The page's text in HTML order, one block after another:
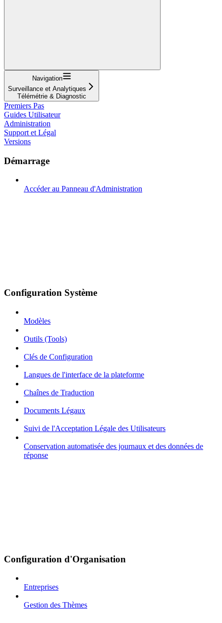
Navigation
Surveillance et Analytiques
Télémétrie & Diagnostic
Premiers Pas
Guides Utilisateur
Administration
Support et Légal
Versions
Démarrage
Accéder au Panneau d'Administration
Configuration Système
Modèles
Outils (Tools)
Clés de Configuration
Langues de l'interface de la plateforme
Chaînes de Traduction
Documents Légaux
Suivi de l'Acceptation Légale des Utilisateurs
Conservation automatisée des journaux et des données de
réponse
Configuration d'Organisation
Entreprises
Gestion des Thèmes